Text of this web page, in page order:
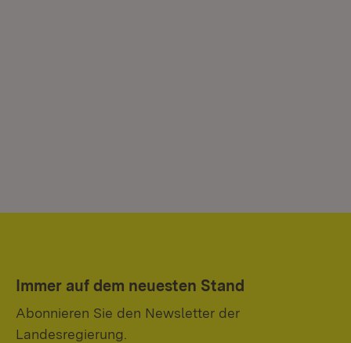
Immer auf dem neuesten Stand
Abonnieren Sie den Newsletter der
Landesregierung.